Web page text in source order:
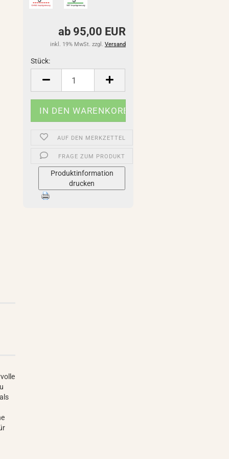
ab 95,00 EUR
inkl. 19% MwSt. zzgl. Versand
Stück:
Stück
AUF DEN MERKZETTEL
FRAGE ZUM PRODUKT
Produktinformation
drucken